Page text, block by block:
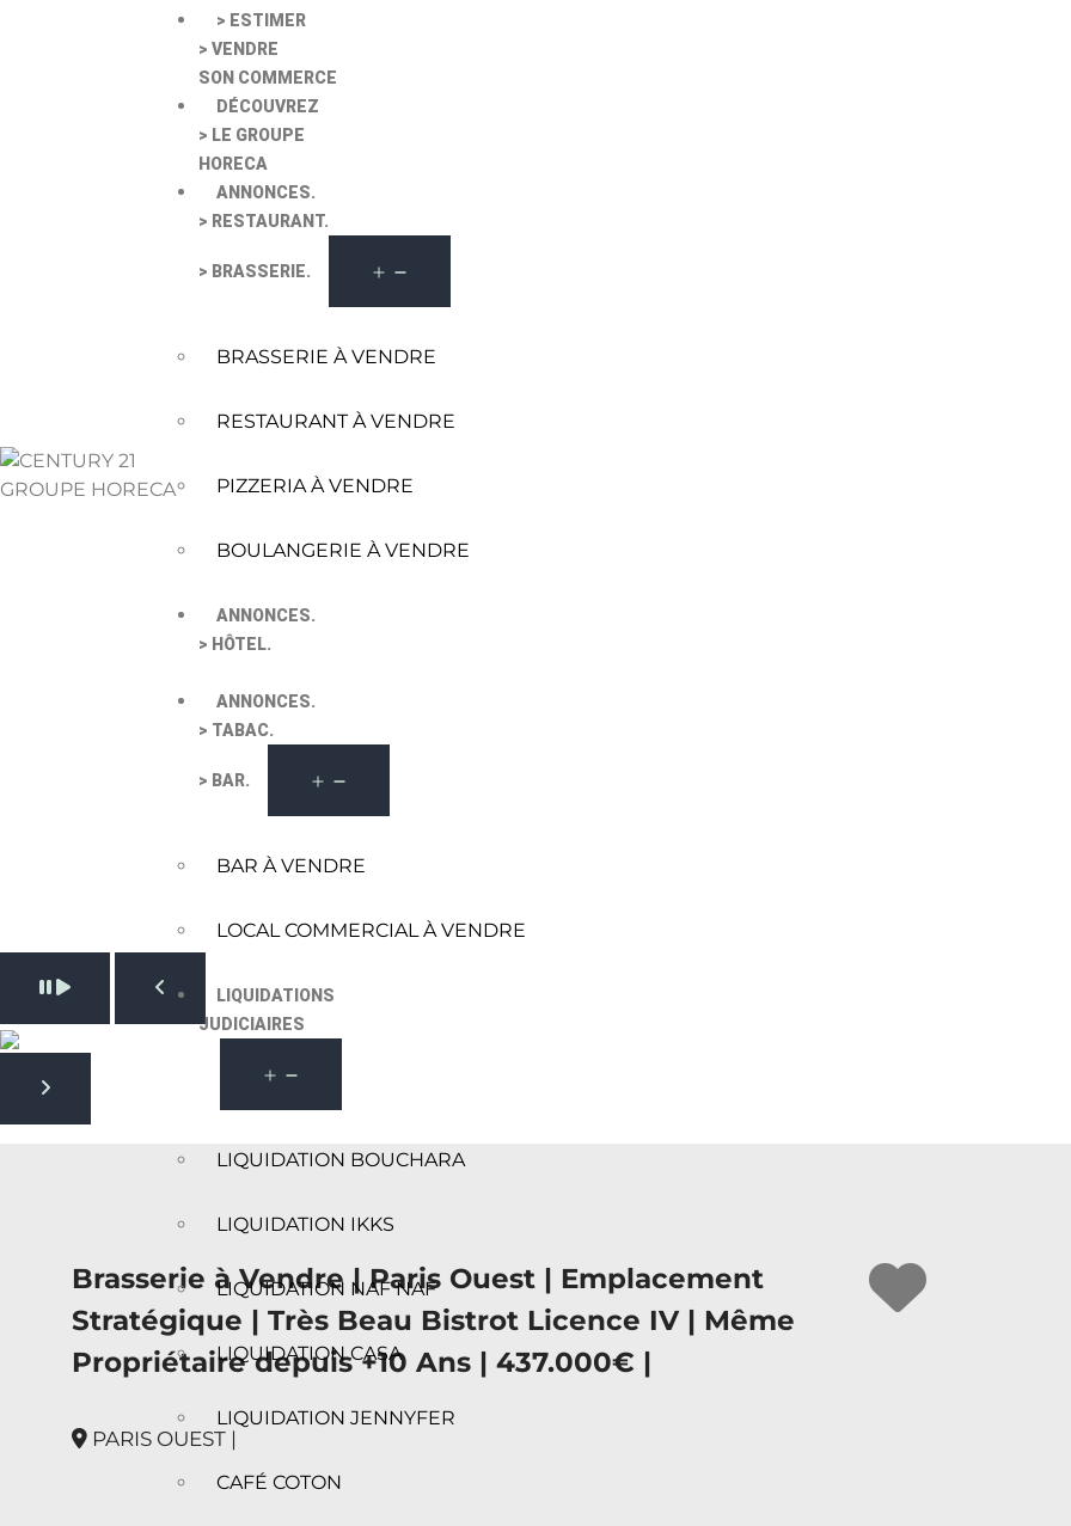
> ESTIMER
> VENDRE
SON COMMERCE
DÉCOUVREZ
> LE GROUPE
HORECA
ANNONCES.
> RESTAURANT.
> BRASSERIE.
BRASSERIE À VENDRE
RESTAURANT À VENDRE
PIZZERIA À VENDRE
BOULANGERIE À VENDRE
ANNONCES.
> HÔTEL.
ANNONCES.
> TABAC.
> BAR.
BAR À VENDRE
LOCAL COMMERCIAL À VENDRE
LIQUIDATIONS
JUDICIAIRES
LIQUIDATION BOUCHARA
LIQUIDATION IKKS
LIQUIDATION NAF NAF
LIQUIDATION CASA
LIQUIDATION JENNYFER
CAFÉ COTON
Pause slide rotation
Resume slide rotation
Previous slide
Brasserie à Vendre | Paris Ouest | Emplacement
Stratégique | Très Beau Bistrot Licence IV | Même
Propriétaire depuis +10 Ans | 437.000€ |
PARIS OUEST |